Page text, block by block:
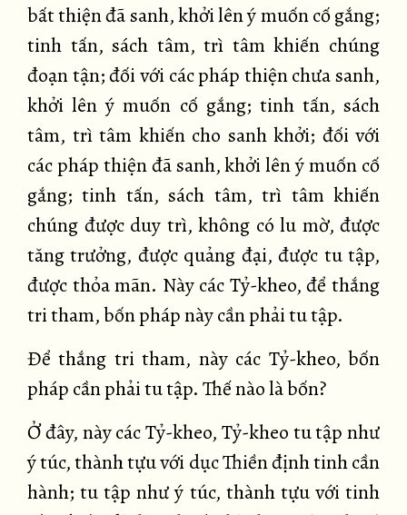
bất thiện đã sanh, khởi lên ý muốn cố gắng;
tinh tấn, sách tâm, trì tâm khiến chúng
đoạn tận; đối với các pháp thiện chưa sanh,
khởi lên ý muốn cố gắng; tinh tấn, sách
tâm, trì tâm khiến cho sanh khởi; đối với
các pháp thiện đã sanh, khởi lên ý muốn cố
gắng; tinh tấn, sách tâm, trì tâm khiến
chúng được duy trì, không có lu mờ, được
tăng trưởng, được quảng đại, được tu tập,
được thỏa mãn. Này các Tỷ-kheo, để thắng
tri tham, bốn pháp này cần phải tu tập.
Để thắng tri tham, này các Tỷ-kheo, bốn
pháp cần phải tu tập. Thế nào là bốn?
Ở đây, này các Tỷ-kheo, Tỷ-kheo tu tập như
ý túc, thành tựu với dục Thiền định tinh cần
hành; tu tập như ý túc, thành tựu với tinh